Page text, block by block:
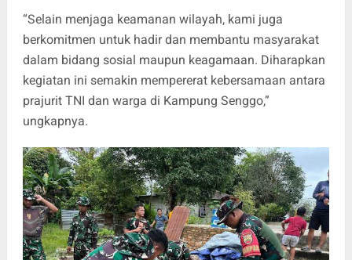
“Selain menjaga keamanan wilayah, kami juga
berkomitmen untuk hadir dan membantu masyarakat
dalam bidang sosial maupun keagamaan. Diharapkan
kegiatan ini semakin mempererat kebersamaan antara
prajurit TNI dan warga di Kampung Senggo,”
ungkapnya.